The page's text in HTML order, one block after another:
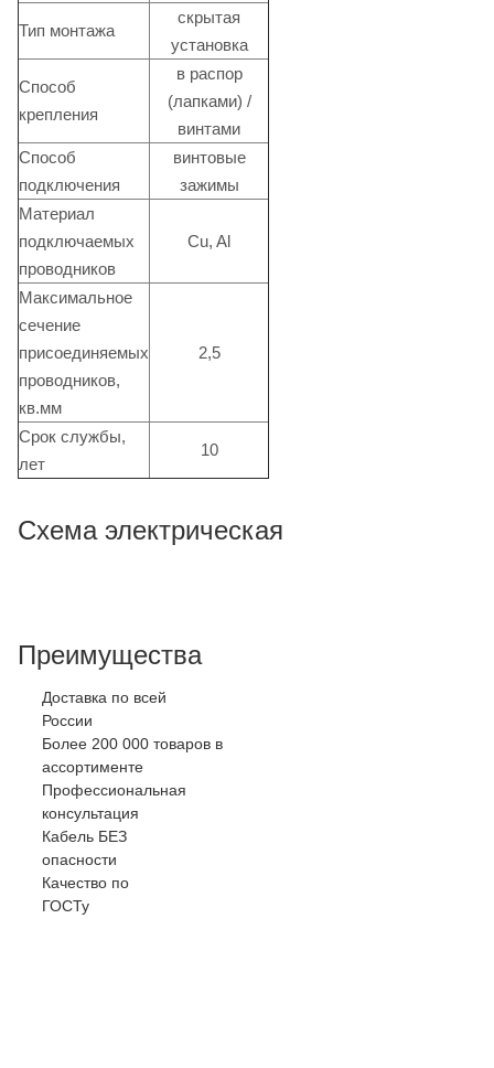
Тип монтажа
скрытая
установка
Способ
крепления
в распор
(лапками) /
винтами
Способ
подключения
винтовые
зажимы
Материал
подключаемых
проводников
Cu, Al
Максимальное
сечение
присоединяемых
проводников,
кв.мм
2,5
Срок службы,
лет
10
Схема электрическая
Преимущества
Доставка по всей
России
Более 200 000 товаров в
ассортименте
Профессиональная
консультация
Кабель БЕЗ
опасности
Качество по
ГОСТу